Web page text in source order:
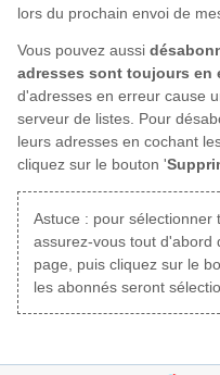
lors du prochain envoi de
Vous pouvez aussi
adresses sont toujours en
d'adresses en erreur cause
serveur de listes. Pour
leurs adresses en cochant
cliquez sur le bouton '
Astuce : pour sélectionner
assurez-vous tout d'abord
page, puis cliquez sur le
les abonnés seront